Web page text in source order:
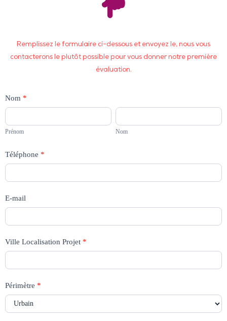
Remplissez le formulaire ci-dessous et envoyez le, nous vous
contacterons le plutôt possible pour vous donner notre première
évaluation.
Formulaire
Dépôt
Projets
AFEM
Nom *
Prénom Nom
Téléphone *
E-mail
Ville Localisation Projet *
Périmètre *